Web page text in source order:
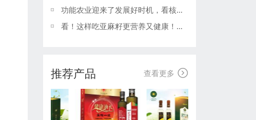
功能农业迎来了发展好时机，看核桃油等小品种油如何顺势而起
看！这样吃亚麻籽更营养又健康！亚麻籽油厂家详细介绍给你！
推荐产品 查看更多 